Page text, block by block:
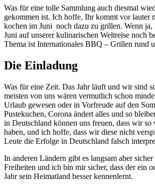
Was für eine tolle Sammlung auch diesmal
gekommen ist. Ich hoffe, Ihr kommt vor lauter
kochen im Juni noch dazu zu grillen. Wenn
Juni auf unserer kulinarischen Weltreise noch
Thema ist Internationales BBQ – Grillen rund
Die Einladung
Was für eine Zeit. Das Jahr läuft und wir sind
meisten von uns wären vermutlich schon
Urlaub gewesen oder in Vorfreude auf den
Pustekuchen, Corona ändert alles und so
in Deutschland können uns freuen, dass wir so
haben, und ich hoffe, dass wir diese nicht
Leute die Erfolge in Deutschland falsch
In anderen Ländern gibt es langsam aber
Freiheiten und ich bin mir sicher, dass der ein
Jahr sein Heimatland besser kennenlernt.